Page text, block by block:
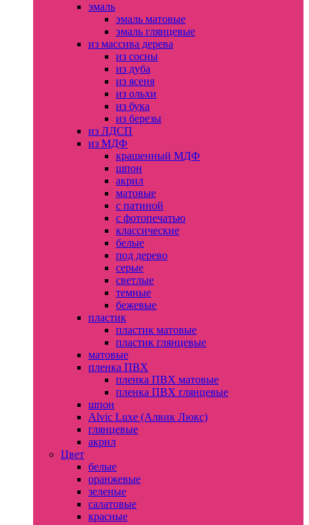
эмаль
эмаль матовые
эмаль глянцевые
из массива дерева
из сосны
из дуба
из ясеня
из ольхи
из бука
из березы
из ЛДСП
из МДФ
крашенный МДФ
шпон
акрил
матовые
с патиной
с фотопечатью
классические
белые
под дерево
серые
светлые
темные
бежевые
пластик
пластик матовые
пластик глянцевые
матовые
пленка ПВХ
пленка ПВХ матовые
пленка ПВХ глянцевые
шпон
Alvic Luxe (Алвик Люкс)
глянцевые
акрил
Цвет
белые
оранжевые
зеленые
салатовые
красные